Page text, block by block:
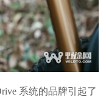
系统的品牌引起了